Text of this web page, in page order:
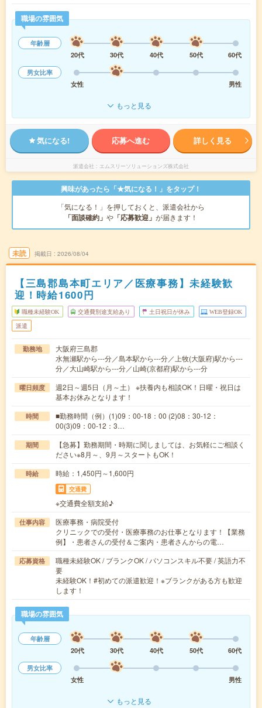
職場の雰囲気
年齢層
20代
30代 40代 50代
60代
男女比率
女性
男性
もっと見る
気になる! 応募へ進む 詳しく見る
派遣会社 エムスリーソリューションズ株式会社
興味があったら「★気になる！」をタップ！
「気になる！」を押しておくと、派遣会社から
「面談確約」 や 「応募歓迎」 が届きます！
未読 掲載日 2026/08/04
【三島郡島本町エリア／医療事務】未経験歓
迎！時給1600円
職種未経験OK 交通費別途支給あり 土日祝日が休み WEB登録OK
派遣
勤務地
大阪府三島郡
水無瀬駅から---分／島本駅から---分／上牧(大阪府)駅から---
分／大山崎駅から---分／山崎(京都府)駅から---分
曜日頻度
週2日～週5日（月～土） ※扶養内も相談OK！日曜・祝日は
基本お休みとなります！
時間
■勤務時間（例）(1)09：00-18：00 (2)08：30-12：
00(3)09：00-12：3…
期間
【急募】勤務期間・時期に関しましては、お気軽にご相談く
ださい※8月～、9月～スタートもOK！
時給 時給：1,450円～1,600円
交通費
※交通費全額支給♪
仕事内容
医療事務・病院受付
クリニックでの受付・医療事務のお仕事となります！【業務
例】・患者さんの受付＆ご案内・患者さんからの電…
応募資格
職種未経験OK / ブランクOK / パソコンスキル不要 / 英語力不
要
未経験OK！#初めての派遣歓迎！※ブランクがある方も歓迎
します！
職場の雰囲気
年齢層
20代
30代 40代 50代
60代
男女比率
女性
男性
もっと見る